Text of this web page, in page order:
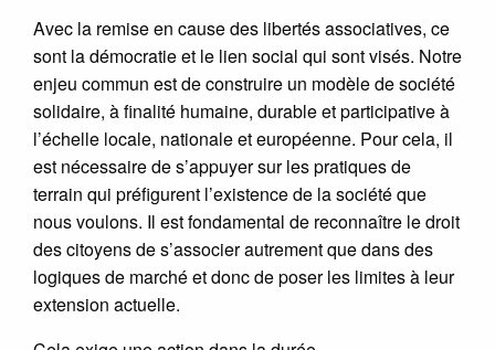
Avec la remise en cause des libertés associatives, ce
sont la démocratie et le lien social qui sont visés. Notre
enjeu commun est de construire un modèle de société
solidaire, à finalité humaine, durable et participative à
l’échelle locale, nationale et européenne. Pour cela, il
est nécessaire de s’appuyer sur les pratiques de
terrain qui préfigurent l’existence de la société que
nous voulons. Il est fondamental de reconnaître le droit
des citoyens de s’associer autrement que dans des
logiques de marché et donc de poser les limites à leur
extension actuelle.